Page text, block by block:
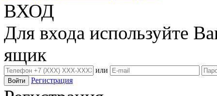
ВХОД
Для входа используйте
ящик
или
Регистрация